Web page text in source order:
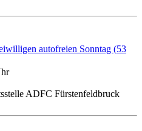
autofreien Sonntag (53
ADFC Fürstenfeldbruck